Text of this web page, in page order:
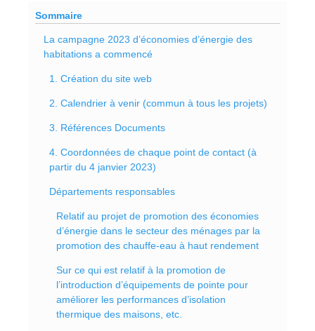
Sommaire
La campagne 2023 d’économies d’énergie des
habitations a commencé
1. Création du site web
2. Calendrier à venir (commun à tous les projets)
3. Références Documents
4. Coordonnées de chaque point de contact (à
partir du 4 janvier 2023)
Départements responsables
Relatif au projet de promotion des économies
d’énergie dans le secteur des ménages par la
promotion des chauffe-eau à haut rendement
Sur ce qui est relatif à la promotion de
l’introduction d’équipements de pointe pour
améliorer les performances d’isolation
thermique des maisons, etc.